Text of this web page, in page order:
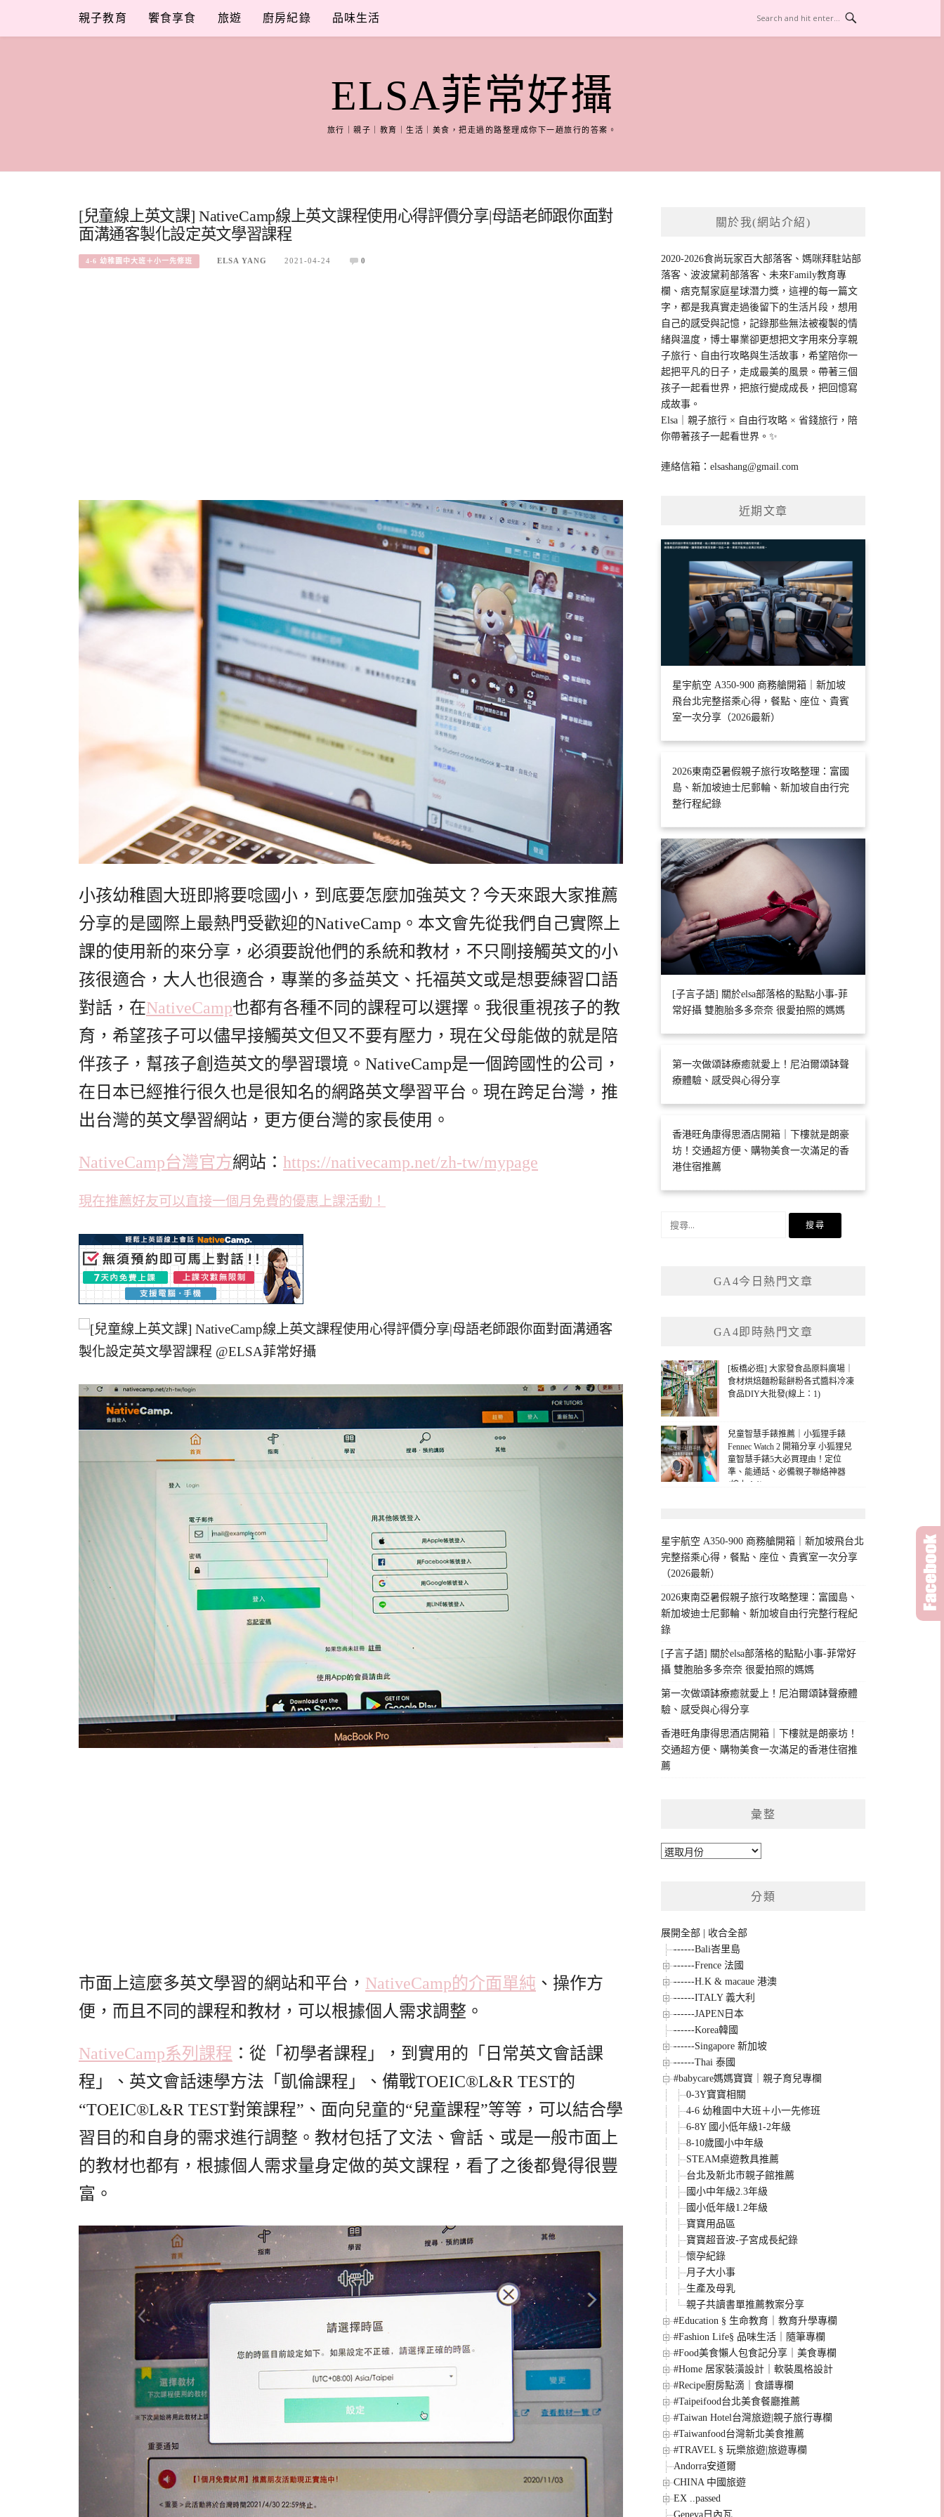
content
親子教育 饗食享食 旅遊 廚房紀錄 品味生活
ELSA菲常好攝
旅行｜親子｜教育｜生活｜美食，把走過的路整理成你下一趟旅行的答案。
[兒童線上英文課] NativeCamp線上英文課程使用心得評價分享|母語老師跟你面對
面溝通客製化設定英文學習課程
4-6 幼稚園中大班＋小一先修班 ELSA YANG 2021-04-24 0
小孩幼稚園大班即將要唸國小，到底要怎麼加強英文？今天來跟大家推薦
分享的是國際上最熱門受歡迎的NativeCamp。本文會先從我們自己實際上
課的使用新的來分享，必須要說他們的系統和教材，不只剛接觸英文的小
孩很適合，大人也很適合，專業的多益英文、托福英文或是想要練習口語
對話，在NativeCamp也都有各種不同的課程可以選擇。我很重視孩子的教
育，希望孩子可以儘早接觸英文但又不要有壓力，現在父母能做的就是陪
伴孩子，幫孩子創造英文的學習環境。NativeCamp是一個跨國性的公司，
在日本已經推行很久也是很知名的網路英文學習平台。現在跨足台灣，推
出台灣的英文學習網站，更方便台灣的家長使用。
NativeCamp台灣官方網站： https://nativecamp.net/zh-tw/mypage
現在推薦好友可以直接一個月免費的優惠上課活動！
市面上這麼多英文學習的網站和平台， NativeCamp的介面單純 、操作方
便，而且不同的課程和教材，可以根據個人需求調整。
NativeCamp系列課程 ：從「初學者課程」，到實用的「日常英文會話課
程」、英文會話速學方法「凱倫課程」、備戰TOEIC®L&R TEST的
“TOEIC®L&R TEST對策課程”、面向兒童的“兒童課程”等等，可以結合學
習目的和自身的需求進行調整。教材包括了文法、會話、或是一般市面上
的教材也都有，根據個人需求量身定做的英文課程，看了之後都覺得很豐
富。
關於我(網站介紹)
2020-2026食尚玩家百大部落客、媽咪拜駐站部
落客、波波黛莉部落客、未來Family教育專
欄、痞克幫家庭星球潛力獎，這裡的每一篇文
字，都是我真實走過後留下的生活片段，想用
自己的感受與記憶，記錄那些無法被複製的情
緒與溫度，博士畢業卻更想把文字用來分享親
子旅行、自由行攻略與生活故事，希望陪你一
起把平凡的日子，走成最美的風景。帶著三個
孩子一起看世界，把旅行變成成長，把回憶寫
成故事。
Elsa｜親子旅行 × 自由行攻略 × 省錢旅行，陪
你帶著孩子一起看世界。✨
連絡信箱：elsashang@gmail.com
近期文章
星宇航空 A350-900 商務艙開箱｜新加坡
飛台北完整搭乘心得，餐點、座位、貴賓
室一次分享（2026最新）
2026東南亞暑假親子旅行攻略整理：富國
島、新加坡迪士尼郵輪、新加坡自由行完
整行程紀錄
[子言子語] 關於elsa部落格的點點小事-菲
常好攝 雙胞胎多多奈奈 很愛拍照的媽媽
第一次做頌缽療癒就愛上！尼泊爾頌缽聲
療體驗、感受與心得分享
香港旺角康得思酒店開箱｜下樓就是朗豪
坊！交通超方便、購物美食一次滿足的香
港住宿推薦
GA4今日熱門文章
GA4即時熱門文章
[板橋必逛] 大家發食品原料廣場｜
食材烘焙麵粉鬆餅粉各式醬料冷凍
食品DIY大批發(線上：1)
兒童智慧手錶推薦｜小狐狸手錶
Fennec Watch 2 開箱分享 小狐狸兒
童智慧手錶5大必買理由！定位
準、能通話、必備親子聯絡神器
(線上：1)
星宇航空 A350-900 商務艙開箱｜新加坡飛台北
完整搭乘心得，餐點、座位、貴賓室一次分享
（2026最新）
2026東南亞暑假親子旅行攻略整理：富國島、
新加坡迪士尼郵輪、新加坡自由行完整行程紀
錄
[子言子語] 關於elsa部落格的點點小事-菲常好
攝 雙胞胎多多奈奈 很愛拍照的媽媽
第一次做頌缽療癒就愛上！尼泊爾頌缽聲療體
驗、感受與心得分享
香港旺角康得思酒店開箱｜下樓就是朗豪坊！
交通超方便、購物美食一次滿足的香港住宿推
薦
彙整
彙
分類
展開全部
收合全部
------Bali峇里島
------Frence 法國
------H.K & macaue 港澳
------ITALY 義大利
------JAPEN日本
------Korea韓國
------Singapore 新加坡
------Thai 泰國
#babycare媽媽寶寶｜親子育兒專欄
0-3Y寶寶相關
4-6 幼稚園中大班＋小一先修班
6-8Y 國小低年級1-2年級
8-10歲國小中年級
STEAM桌遊教具推薦
台北及新北市親子館推薦
國小中年級2.3年級
國小低年級1.2年級
寶寶用品區
寶寶超音波-子宮成長紀錄
懷孕紀錄
月子大小事
生產及母乳
親子共讀書單推薦教案分享
#Education § 生命教育｜教育升學專欄
#Fashion Life§ 品味生活｜隨筆專欄
#Food美食懶人包食記分享｜美食專欄
#Home 居家裝潢設計｜軟裝風格設計
#Recipe廚房點滴｜食譜專欄
#Taipeifood台北美食餐廳推薦
#Taiwan Hotel台灣旅遊|親子旅行專欄
#Taiwanfood台灣新北美食推薦
#TRAVEL § 玩樂旅遊|旅遊專欄
Andorra安道爾
CHINA 中國旅遊
EX ..passed
Geneva日內瓦